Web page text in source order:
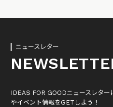
ニュースレター
IDEAS FOR GOODニュースレター
やイベント情報をGETしよう！